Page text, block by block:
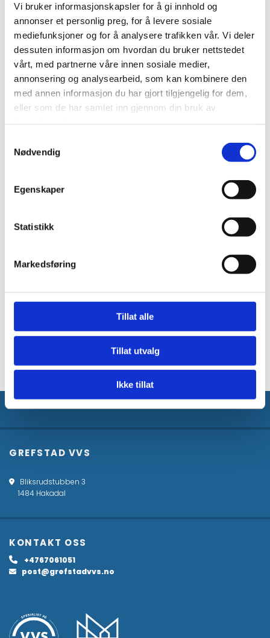
Vi bruker informasjonskapsler for å gi innhold og
annonser et personlig preg, for å levere sosiale
mediefunksjoner og for å analysere trafikken vår. Vi deler
dessuten informasjon om hvordan du bruker nettstedet
vårt, med partnerne våre innen sosiale medier,
annonsering og analysearbeid, som kan kombinere den
med annen informasjon du har gjort tilgjengelig for dem,
eller som de har samlet inn gjennom din bruk av
Nødvendig
Egenskaper
Statistikk
Markedsføring
Tillat alle
Tillat utvalg
Ikke tillat
NAVN*
TELEFON*
E-POST*
MELDING
GREFSTAD VVS

Bliksrudstubben 3
1484 Hakadal
KONTAKT OSS
 +4767061051
 post@grefstadvvs.no